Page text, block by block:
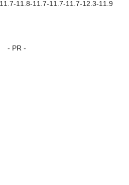
11.8-11.7-11.7-11.7-12.3-11.9
- PR -